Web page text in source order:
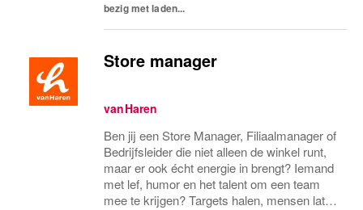
bezig met laden...
Store manager
vanHaren
Ben jij een Store Manager, Filiaalmanager of
Bedrijfsleider die niet alleen de winkel runt,
maar er ook écht energie in brengt? Iemand
met lef, humor en het talent om een team
mee te krijgen? Targets halen, mensen laten